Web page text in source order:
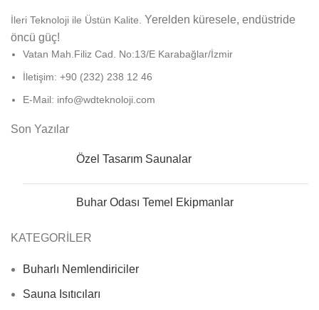
İleri Teknoloji ile Üstün Kalite. Yerelden küresele, endüstride
öncü güç!
Vatan Mah.Filiz Cad. No:13/E Karabağlar/İzmir
İletişim: +90 (232) 238 12 46
E-Mail: info@wdteknoloji.com
Son Yazılar
Özel Tasarım Saunalar
Buhar Odası Temel Ekipmanlar
KATEGORİLER
Buharlı Nemlendiriciler
Sauna Isıtıcıları